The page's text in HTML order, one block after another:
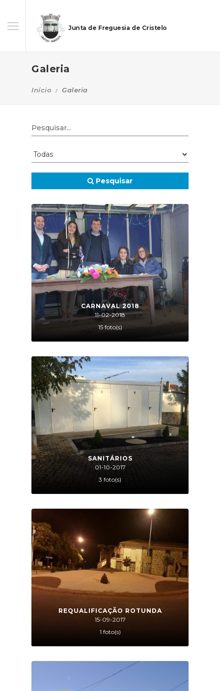
Junta de Freguesia de Cristelo
Galeria
Início Galeria
Pesquisar
CARNAVAL 2018
11-02-2018
15 foto(s)
SANITÁRIOS
01-10-2017
3 foto(s)
REQUALIFICAÇÃO ROTUNDA
15-09-2017
1 foto(s)